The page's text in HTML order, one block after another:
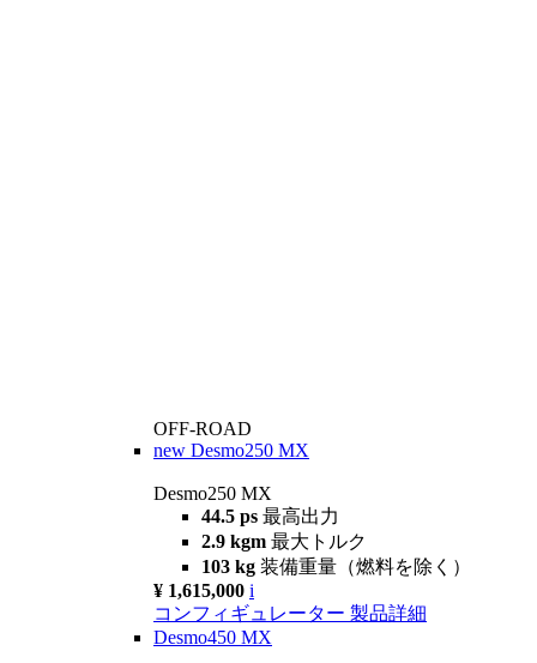
OFF-ROAD
new Desmo250 MX
Desmo250 MX
44.5 ps 最高出力
2.9 kgm 最大トルク
103 kg 装備重量（燃料を除く）
¥ 1,615,000 i
コンフィギュレーター 製品詳細
Desmo450 MX